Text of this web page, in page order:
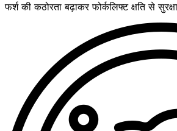
फर्श की कठोरता बढ़ाकर फोर्कलिफ्ट क्षति से सुरक्षा